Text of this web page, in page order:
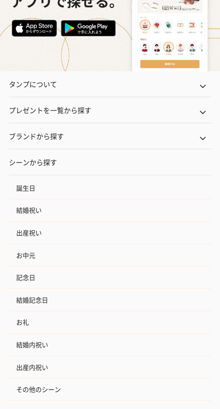
タンプについて
プレゼントを一覧から探す
ブランドから探す
シーンから探す
誕生日
結婚祝い
出産祝い
お中元
記念日
結婚記念日
お礼
結婚内祝い
出産内祝い
その他のシーン